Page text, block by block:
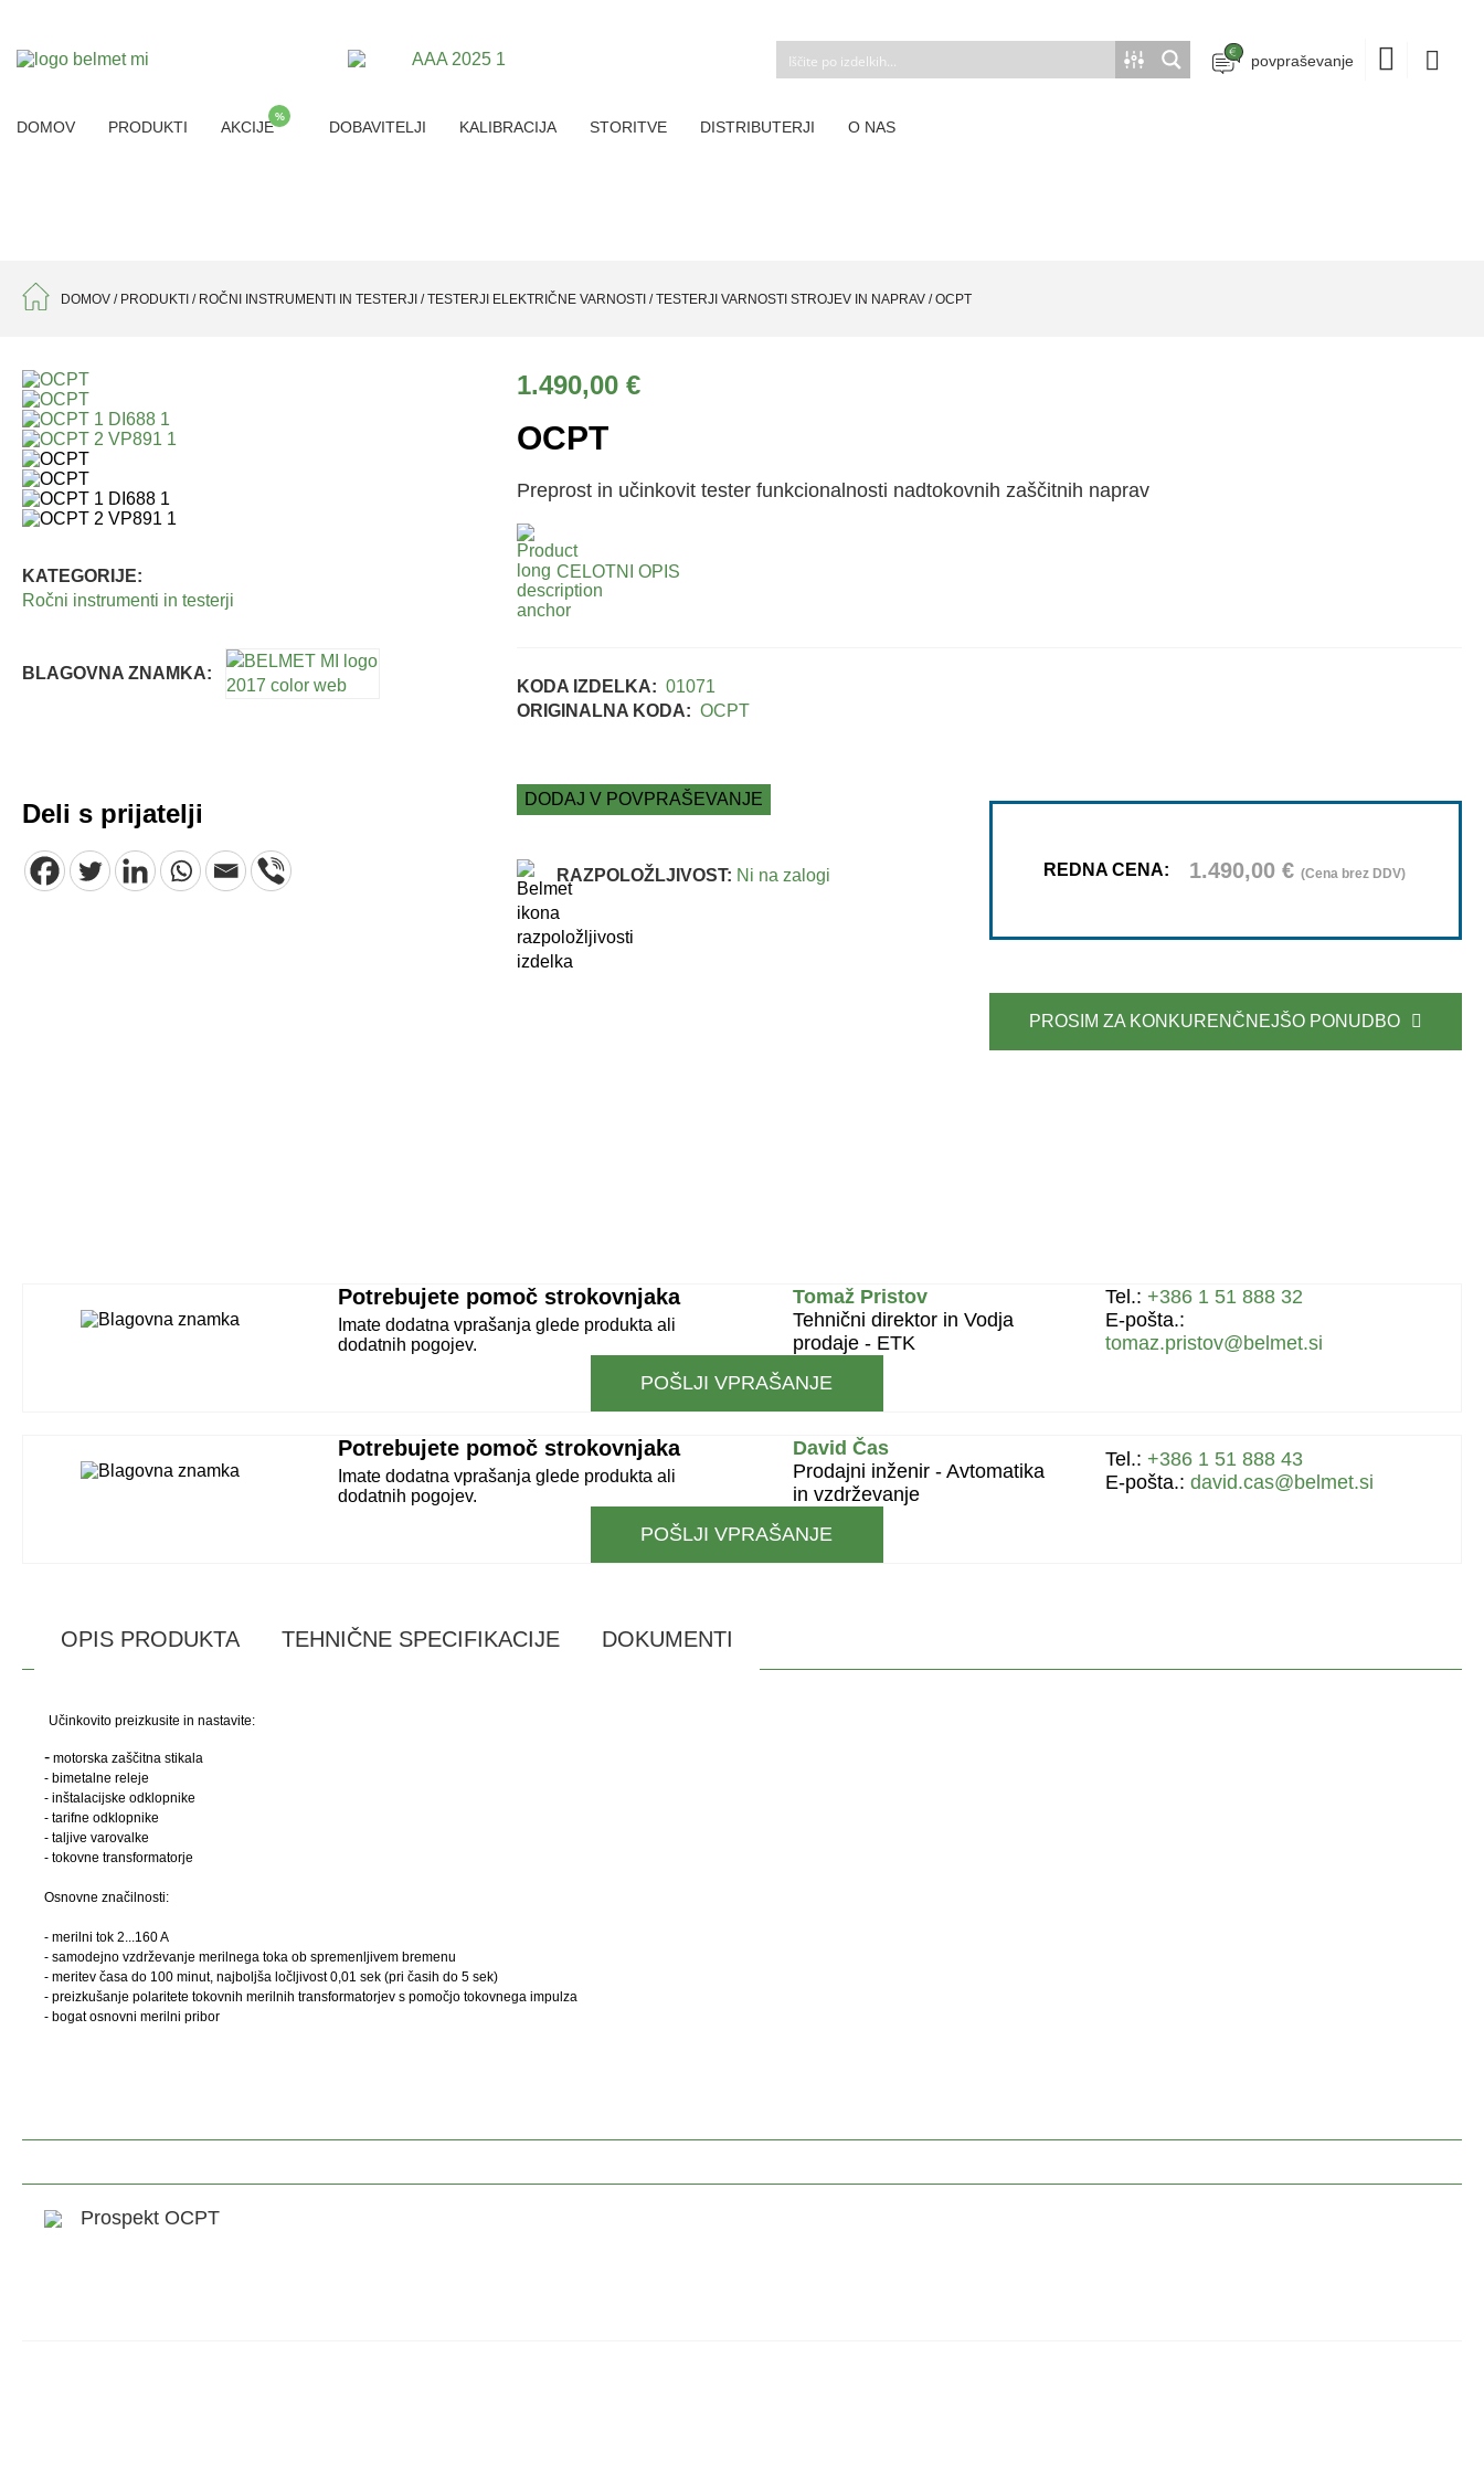
povpraševanje
DOMOV PRODUKTI AKCIJE
%
DOBAVITELJI KALIBRACIJA STORITVE DISTRIBUTERJI O NAS
DOMOV / PRODUKTI / ROČNI INSTRUMENTI IN TESTERJI /TESTERJI ELEKTRIČNE VARNOSTI /TESTERJI VARNOSTI STROJEV IN NAPRAV /OCPT
KATEGORIJE:
Ročni instrumenti in testerji
BLAGOVNA ZNAMKA:
Deli s prijatelji
1.490,00 €
OCPT
Preprost in učinkovit tester funkcionalnosti nadtokovnih zaščitnih naprav
CELOTNI OPIS
KODA IZDELKA: 01071
ORIGINALNA KODA: OCPT
DODAJ V POVPRAŠEVANJE
RAZPOLOŽLJIVOST: Ni na zalogi REDNA CENA: 1.490,00 € (Cena brez DDV)
PROSIM ZA KONKURENČNEJŠO PONUDBO
Potrebujete pomoč strokovnjaka
Imate dodatna vprašanja glede produkta ali
dodatnih pogojev.
Tomaž Pristov
Tehnični direktor in Vodja
prodaje - ETK
Tel.: +386 1 51 888 32
E-pošta.:
tomaz.pristov@belmet.si
POŠLJI VPRAŠANJE
Potrebujete pomoč strokovnjaka
Imate dodatna vprašanja glede produkta ali
dodatnih pogojev.
David Čas
Prodajni inženir - Avtomatika
in vzdrževanje
Tel.: +386 1 51 888 43
E-pošta.: david.cas@belmet.si
POŠLJI VPRAŠANJE
OPIS PRODUKTA TEHNIČNE SPECIFIKACIJE DOKUMENTI
Učinkovito preizkusite in nastavite:
- motorska zaščitna stikala
- bimetalne releje
- inštalacijske odklopnike
- tarifne odklopnike
- taljive varovalke
- tokovne transformatorje
Osnovne značilnosti:
- merilni tok 2...160 A
- samodejno vzdrževanje merilnega toka ob spremenljivem bremenu
- meritev časa do 100 minut, najboljša ločljivost 0,01 sek (pri časih do 5 sek)
- preizkušanje polaritete tokovnih merilnih transformatorjev s pomočjo tokovnega impulza
- bogat osnovni merilni pribor
Prospekt OCPT